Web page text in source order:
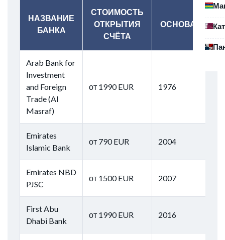
НАЗВАНИЕ
БАНКА
СТОИМОСТЬ
ОТКРЫТИЯ
СЧЁТА
ОСНОВАН
Arab Bank for
Investment
and Foreign
Trade (Al
Masraf)
от 1990 EUR 1976
Emirates
Islamic Bank
от 790 EUR 2004
Emirates NBD
PJSC
от 1500 EUR 2007
First Abu
Dhabi Bank
от 1990 EUR 2016